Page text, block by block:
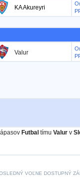
KA Akureyri
Valur
Futbal tímu Valurv
VOĽNE DOSTUPNÝ